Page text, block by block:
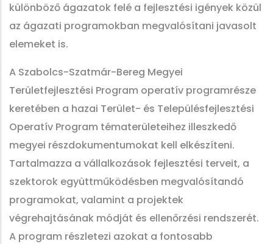
különböző ágazatok felé a fejlesztési igények közül
az ágazati programokban megvalósítani javasolt
elemeket is.
A Szabolcs-Szatmár-Bereg Megyei
Területfejlesztési Program operatív programrésze
keretében a hazai Terület- és Településfejlesztési
Operatív Program tématerületeihez illeszkedő
megyei részdokumentumokat kell elkészíteni.
Tartalmazza a vállalkozások fejlesztési terveit, a
szektorok együttműködésben megvalósítandó
programokat, valamint a projektek
végrehajtásának módját és ellenőrzési rendszerét.
A program részletezi azokat a fontosabb